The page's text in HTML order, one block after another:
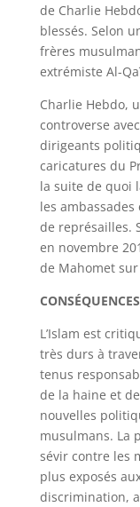
de Charlie
blessés. Selon
frères
extrémiste Al-
Charlie Hebdo,
controverse
dirigeants
caricatures du
la suite de quoi
les
de représailles.
en novembre
de Mahomet
L’Islam est
très durs à
tenus
de la haine et
nouvelles
musulmans. La
sévir contre les
plus exposés
discrimination,